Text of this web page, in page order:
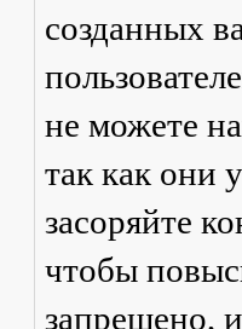
созданных
не можете
так как они
засоряйте
чтобы
запрещено,